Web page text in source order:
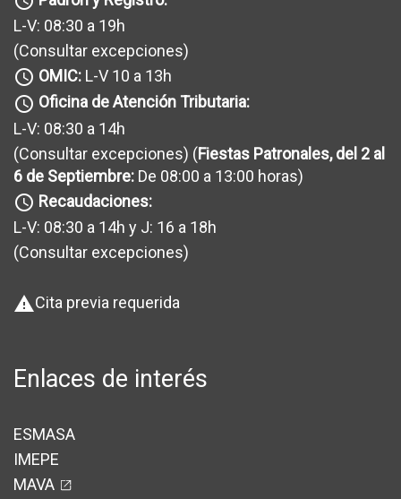
L-V: 08:30 a 19h
(Consultar excepciones)
query_builder OMIC: L-V 10 a 13h
query_builder Oficina de Atención Tributaria:
L-V: 08:30 a 14h
(Consultar excepciones) (Fiestas Patronales, del 2 al
6 de Septiembre: De 08:00 a 13:00 horas)
query_builder Recaudaciones:
L-V: 08:30 a 14h y J: 16 a 18h
(Consultar excepciones)
warningCita previa requerida
Enlaces de interés
ESMASA
IMEPE
MAVA